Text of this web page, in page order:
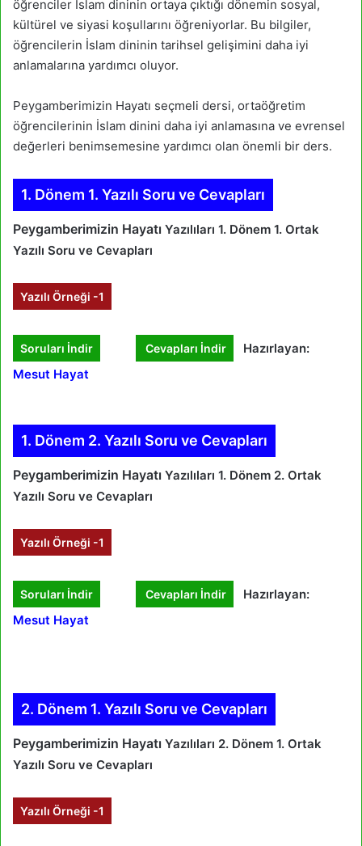
öğrenciler İslam dininin ortaya çıktığı dönemin sosyal,
kültürel ve siyasi koşullarını öğreniyorlar. Bu bilgiler,
öğrencilerin İslam dininin tarihsel gelişimini daha iyi
anlamalarına yardımcı oluyor.
Peygamberimizin Hayatı seçmeli dersi, ortaöğretim
öğrencilerinin İslam dinini daha iyi anlamasına ve evrensel
değerleri benimsemesine yardımcı olan önemli bir ders.
1. Dönem 1. Yazılı Soru ve Cevapları
Peygamberimizin Hayatı Yazılıları 1. Dönem 1. Ortak
Yazılı Soru ve Cevapları
Yazılı Örneği -1
Soruları İndir Cevapları İndir
Hazırlayan:
Mesut Hayat
1. Dönem 2. Yazılı Soru ve Cevapları
Peygamberimizin Hayatı Yazılıları 1. Dönem 2. Ortak
Yazılı Soru ve Cevapları
Yazılı Örneği -1
Soruları İndir Cevapları İndir
Hazırlayan:
Mesut Hayat
2. Dönem 1. Yazılı Soru ve Cevapları
Peygamberimizin Hayatı Yazılıları 2. Dönem 1. Ortak
Yazılı Soru ve Cevapları
Yazılı Örneği -1